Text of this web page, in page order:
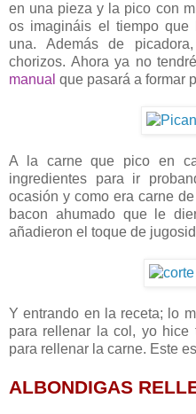
en una pieza y la pico con
os imagináis el tiempo que
una. Además de
chorizos. Ahora ya no
manual que pasará a formar
A la carne que pico en
ingredientes para ir
ocasión y como era carne
bacon ahumado que le
añadieron el toque de
Y entrando en la receta; lo
para rellenar la col, yo hice
para rellenar la carne. Este
ALBONDIGAS